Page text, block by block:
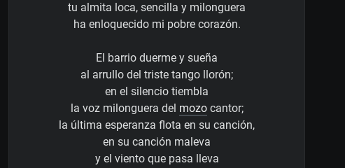
tu almita loca, sencilla y milonguera
ha enloquecido mi pobre corazón.
El barrio duerme y sueña
al arrullo del triste tango llorón;
en el silencio tiembla
la voz milonguera del mozocantor;
la última esperanza flota en su canción,
en su canción maleva
y el viento que pasa lleva